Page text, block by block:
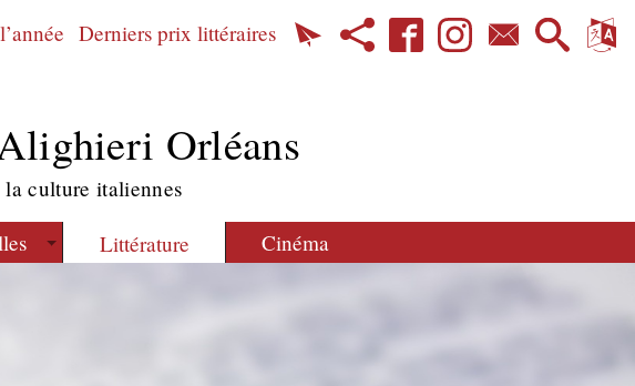
Derniers prix littéraires
Orléans
culture italiennes
Littérature Cinéma